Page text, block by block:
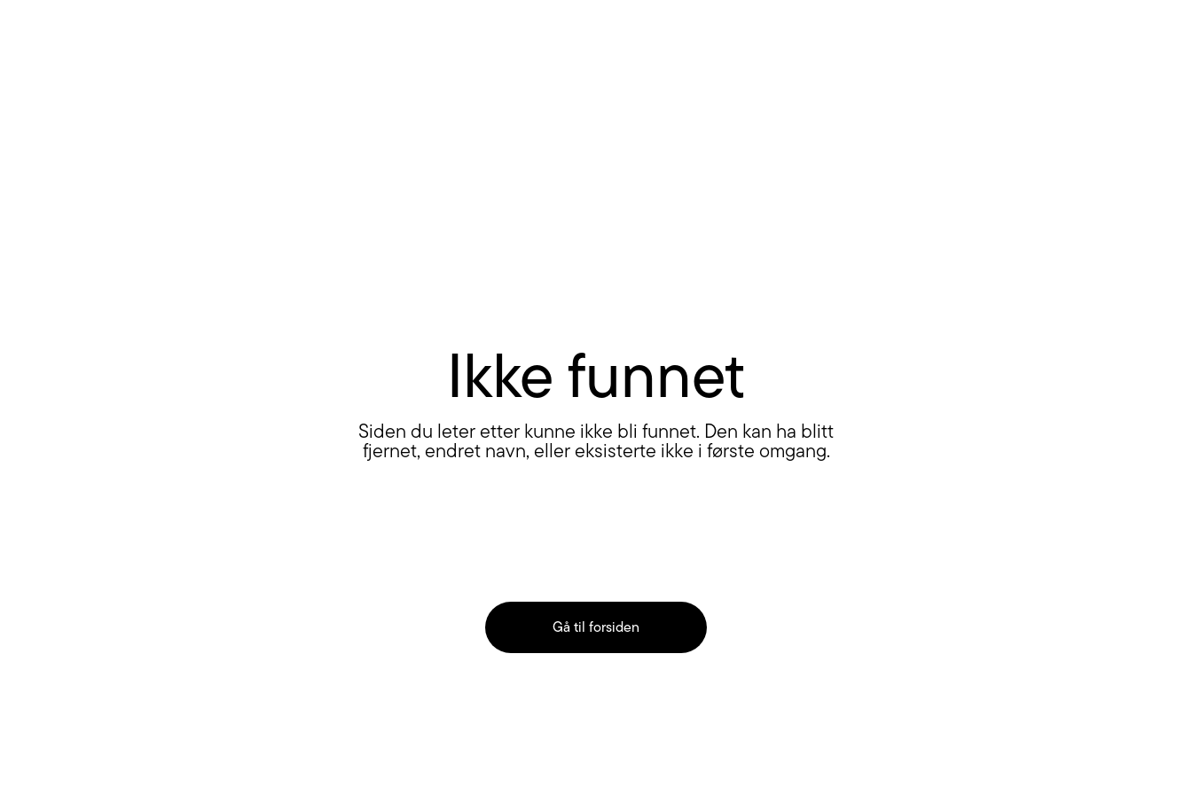
Ikke funnet
Siden du leter etter kunne ikke bli funnet. Den kan ha blitt
fjernet, endret navn, eller eksisterte ikke i første omgang.
Gå til forsiden